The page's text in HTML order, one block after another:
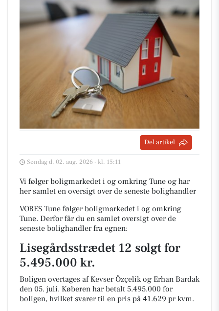
Del artikel
Søndag d. 02. aug. 2026 - kl. 15:11
Vi følger boligmarkedet i og omkring Tune og har
her samlet en oversigt over de seneste bolighandler
VORES Tune følger boligmarkedet i og omkring
Tune. Derfor får du en samlet oversigt over de
seneste bolighandler fra egnen:
Lisegårdsstrædet 12 solgt for
5.495.000 kr.
Boligen overtages af Kevser Özçelik og Erhan Bardak
den 05. juli. Køberen har betalt 5.495.000 for
boligen, hvilket svarer til en pris på 41.629 pr kvm.